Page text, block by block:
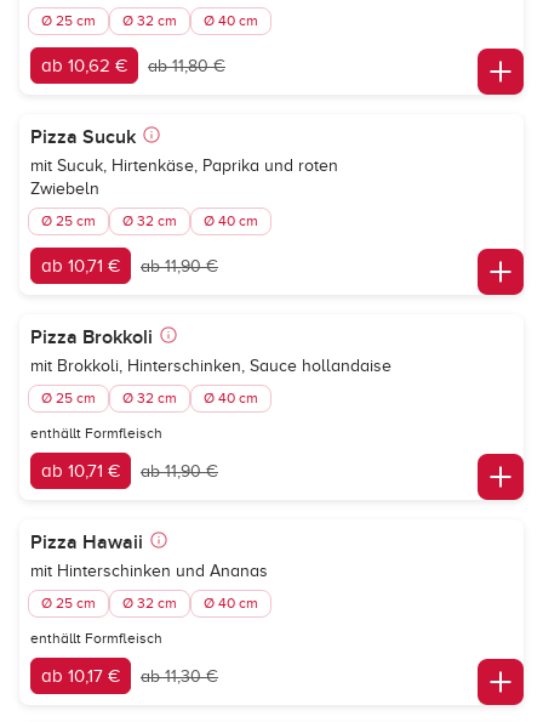
Ø 25 cm Ø 32 cm Ø 40 cm
ab 10,62 € ab 11,80 €
Pizza Sucuk
mit Sucuk, Hirtenkäse, Paprika und roten
Zwiebeln
Ø 25 cm Ø 32 cm Ø 40 cm
ab 10,71 € ab 11,90 €
Pizza Brokkoli
mit Brokkoli, Hinterschinken, Sauce hollandaise
Ø 25 cm Ø 32 cm Ø 40 cm
enthällt Formfleisch
ab 10,71 € ab 11,90 €
Pizza Hawaii
mit Hinterschinken und Ananas
Ø 25 cm Ø 32 cm Ø 40 cm
enthällt Formfleisch
ab 10,17 € ab 11,30 €